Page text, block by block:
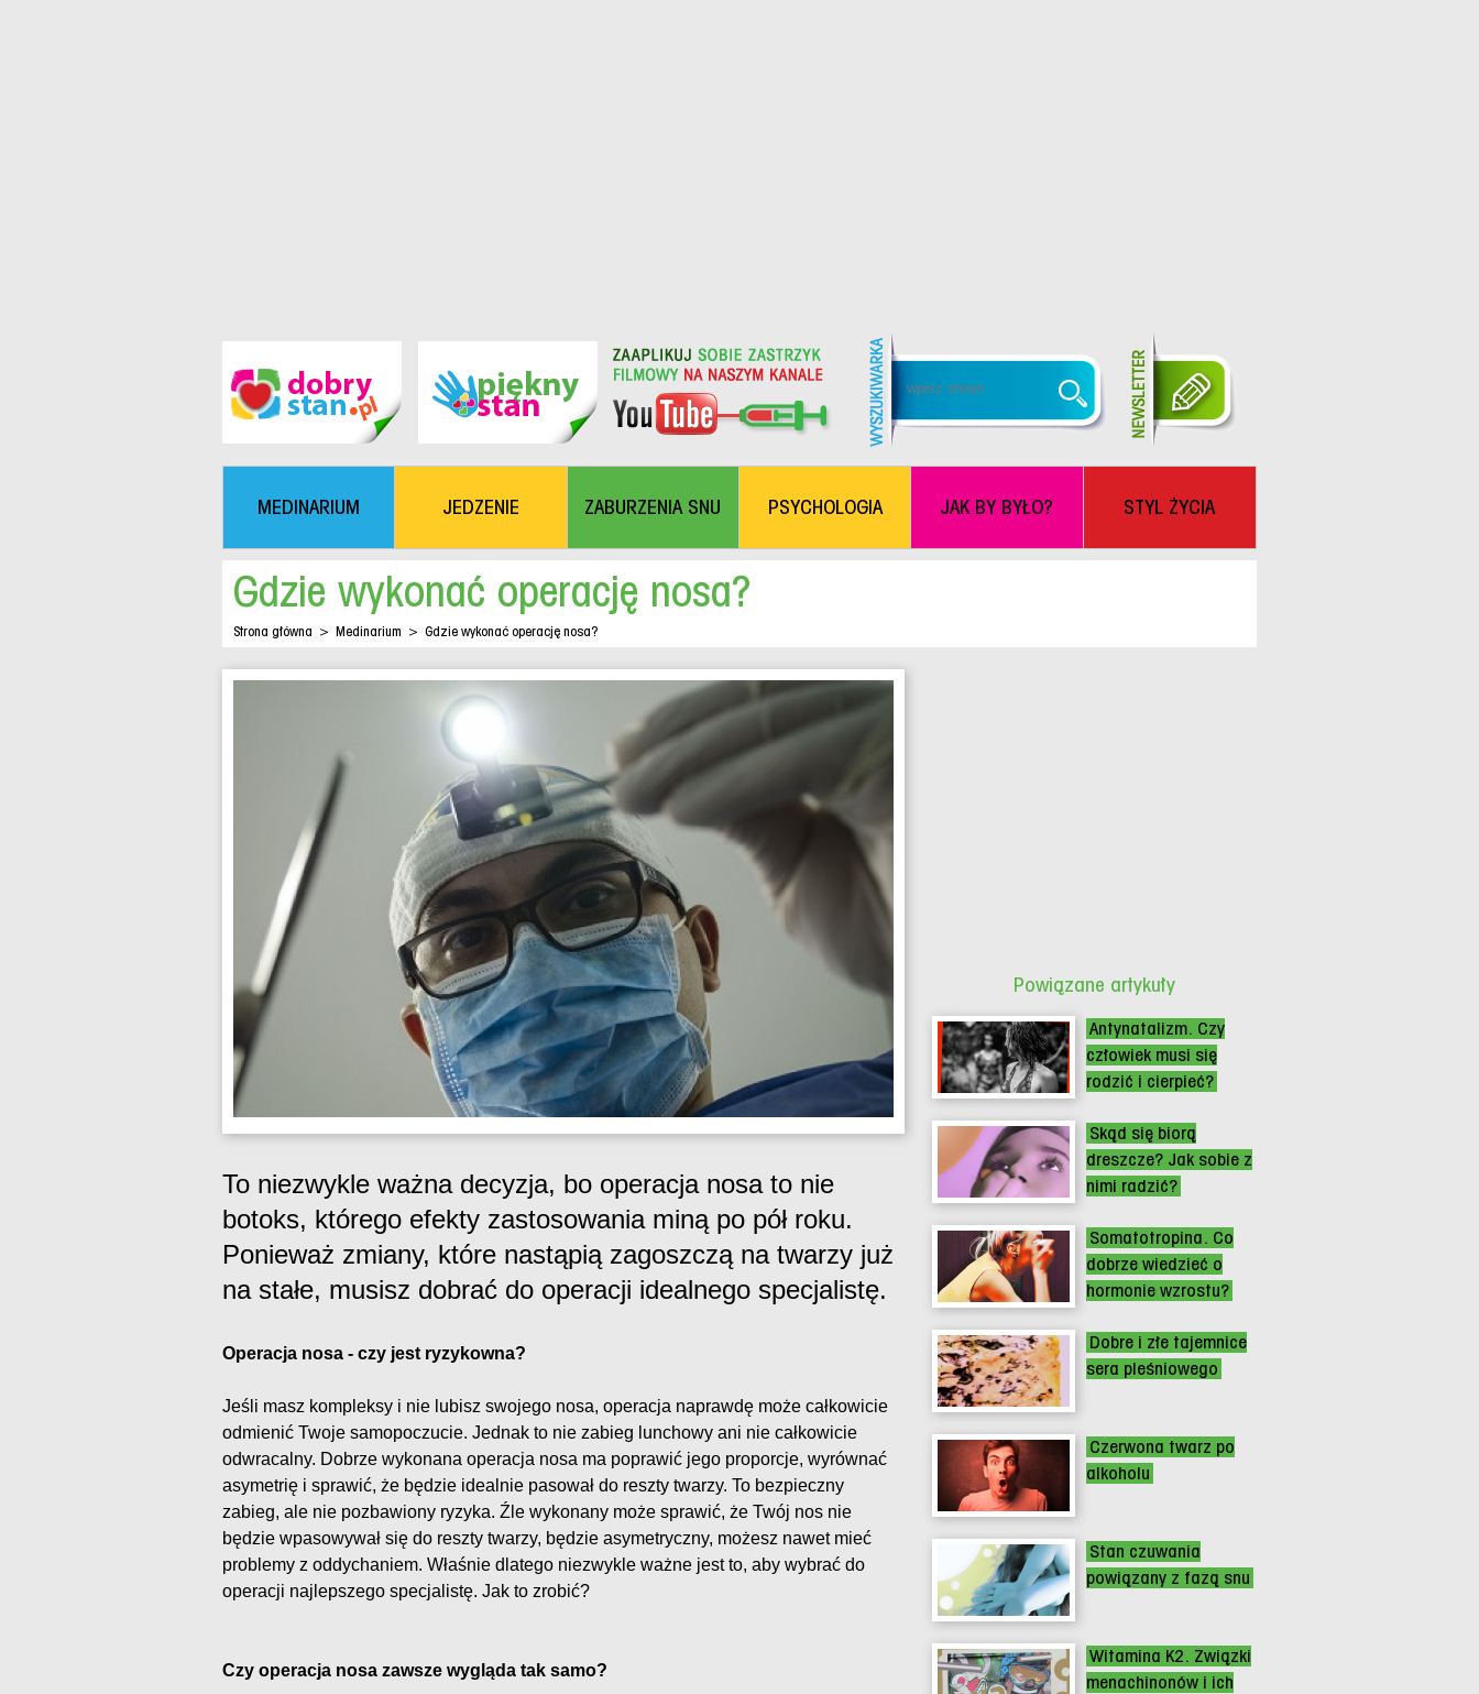
MEDINARIUM JEDZENIE ZABURZENIA SNU PSYCHOLOGIA JAK BY BYŁO? STYL ŻYCIA
Gdzie wykonać operację nosa?
Strona główna > Medinarium > Gdzie wykonać operację nosa?
To niezwykle ważna decyzja, bo operacja nosa to nie
botoks, którego efekty zastosowania miną po pół roku.
Ponieważ zmiany, które nastąpią zagoszczą na twarzy już
na stałe, musisz dobrać do operacji idealnego specjalistę.
Operacja nosa - czy jest ryzykowna?
Jeśli masz kompleksy i nie lubisz swojego nosa, operacja naprawdę może całkowicie
odmienić Twoje samopoczucie. Jednak to nie zabieg lunchowy ani nie całkowicie
odwracalny. Dobrze wykonana operacja nosa ma poprawić jego proporcje, wyrównać
asymetrię i sprawić, że będzie idealnie pasował do reszty twarzy. To bezpieczny
zabieg, ale nie pozbawiony ryzyka. Źle wykonany może sprawić, że Twój nos nie
będzie wpasowywał się do reszty twarzy, będzie asymetryczny, możesz nawet mieć
problemy z oddychaniem. Właśnie dlatego niezwykle ważne jest to, aby wybrać do
operacji najlepszego specjalistę. Jak to zrobić?
Czy operacja nosa zawsze wygląda tak samo?
Powiązane artykuły
Antynatalizm. Czy
człowiek musi się
rodzić i cierpieć?
Skąd się biorą
dreszcze? Jak sobie z
nimi radzić?
Somatotropina. Co
dobrze wiedzieć o
hormonie wzrostu?
Dobre i złe tajemnice
sera pleśniowego
Czerwona twarz po
alkoholu
Stan czuwania
powiązany z fazą snu
Witamina K2. Związki
menachinonów i ich